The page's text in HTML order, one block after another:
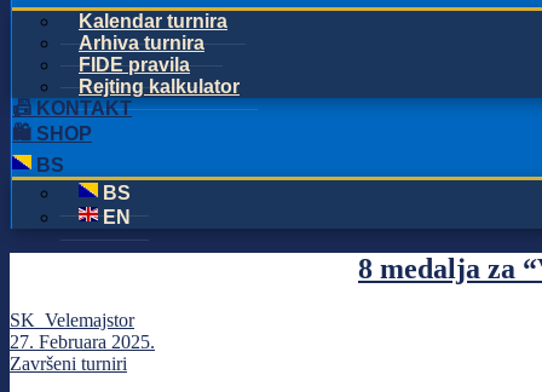
Kalendar turnira
Arhiva turnira
FIDE pravila
Rejting kalkulator
📠 KONTAKT
🛍️ SHOP
BS
BS
EN
8 medalja za
SK_Velemajstor
27. Februara 2025.
Završeni turniri